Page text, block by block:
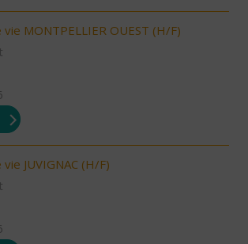
vie MONTPELLIER OUEST (H/F)
JUVIGNAC (H/F)